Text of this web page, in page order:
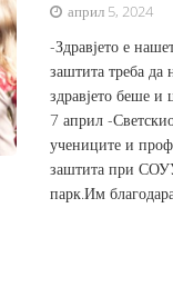
април 5, 2024
-Здравјето е
заштита треба да
здравјето беше
7 април -
учениците и
заштита при
парк.Им